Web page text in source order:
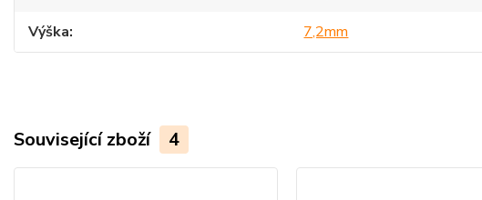
Výška
7,2mm
Související zboží 4